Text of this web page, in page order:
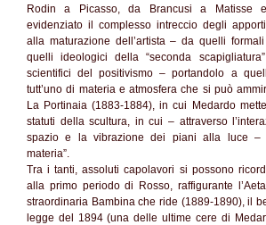
Rodin a Picasso, da Brancusi a Matisse
evidenziato il complesso intreccio degli
alla maturazione dell’artista – da quelli
quelli ideologici della “seconda
scientifici del positivismo – portandolo a
tutt’uno di materia e atmosfera che si può
La Portinaia (1883-1884), in cui Medardo
statuti della scultura, in cui – attraverso
spazio e la vibrazione dei piani alla luce –
materia”.
Tra i tanti, assoluti capolavori si possono
alla primo periodo di Rosso, raffigurante
straordinaria Bambina che ride (1889-1890), il
legge del 1894 (una delle ultime cere di